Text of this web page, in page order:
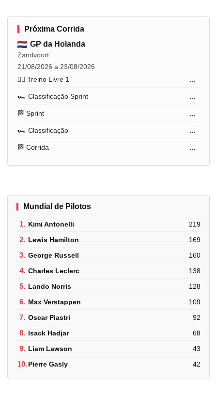
Próxima Corrida
GP da Holanda
Zandvoort
21/08/2026 a 23/08/2026
🏋️‍♂️ Treino Livre 1
...
🏎️ Classificação Sprint ...
🏁 Sprint ...
🏎️ Classificação ...
🏁 Corrida ...
Mundial de Pilotos
1. Kimi Antonelli 219
2. Lewis Hamilton 169
3. George Russell 160
4. Charles Leclerc 138
5. Lando Norris 128
6. Max Verstappen 109
7. Oscar Piastri 92
8. Isack Hadjar 68
9. Liam Lawson 43
10.Pierre Gasly 42